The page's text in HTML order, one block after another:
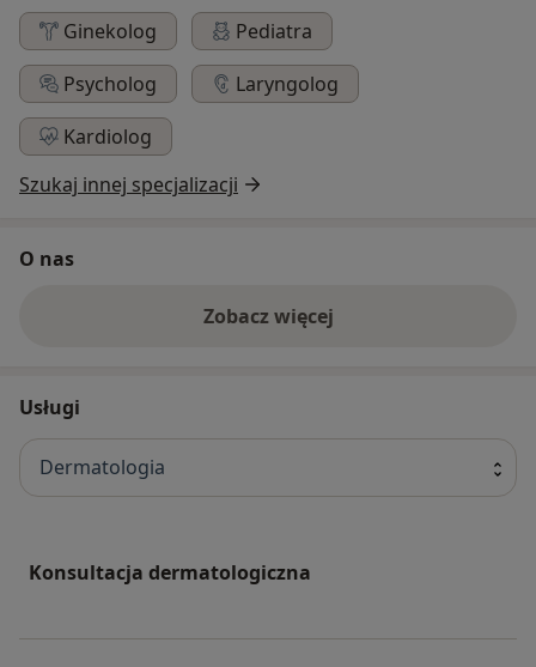
Ginekolog
Pediatra
Psycholog
Laryngolog
Kardiolog
Szukaj innej specjalizacji
O nas
Zobacz więcej
Usługi
Dermatologia
Konsultacja dermatologiczna